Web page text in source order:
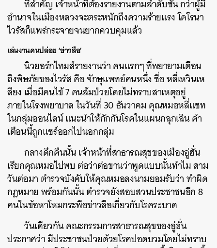
ที่สำคัญ เจ้าหน้าที่ต้องรายงานตามลำดับชั้น กว่าผู้มี
อำนาจในเมืองหลวงจะตระหนักถึงความร้ายแรง โคโรนา
ไวรัสก็แพร่กระจายจนยากควบคุมแล้ว
เล่นงานคนปล่อย ‘ข่าวลือ’
นิวยอร์กไทมส์รายงานว่า คนแรกๆ ที่พยายามเตือน
ถึงพิษภัยของไวรัส คือ จักษุแพทย์คนหนึ่ง ชื่อ หลี่เหวินเห
ลียง เมื่อมีคนไข้ 7 คนล้มป่วยโดยไม่ทราบสาเหตุอยู่
ภายในโรงพยาบาล ในวันที่ 30 ธันวาคม คุณหมอหลี่แชท
ในกลุ่มออนไลน์ แนะนำให้กักกันโรคในแผนกฉุกเฉิน คำ
เตือนนี้ถูกแชร์ออกไปนอกกลุ่ม
กลางดึกคืนนั้น เจ้าหน้าที่สาธารณสุขของเมืองอู่ฮั่น
เรียกคุณหมอไปพบ ต่อว่าต่อขานว่าพูดแบบนั้นทำไม สาม
วันต่อมา ตำรวจบังคับให้คุณหมอลงนามยอมรับว่า ทำผิด
กฎหมาย พร้อมกันนั้น ตำรวจยังสอบสวนประชาชนอีก 8
คนในข้อหาโหมกระพือข่าวลือเกี่ยวกับโรคระบาด
วันเดียวกัน คณะกรรมการสาธารณสุขของอู่ฮั่น
ประกาศว่า มีประชาชนป่วยด้วยโรคปอดบวมโดยไม่ทราบ